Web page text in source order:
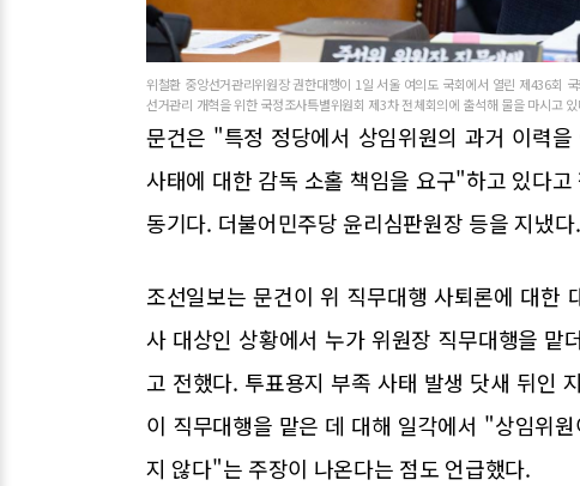
위철환 중앙선거관리위원장 권한대행이 1일 서울 여의도 국회에서 열린 제436회
선거관리 개혁을 위한 국정조사특별위원회 제3차 전체회의에 출석해 물을 마시고
문건은 "특정 정당에서 상임위원의 과거 이력
사태에 대한 감독 소홀 책임을 요구"하고 있다
동기다. 더불어민주당 윤리심판원장 등을 지냈다.
조선일보는 문건이 위 직무대행 사퇴론에 대한
사 대상인 상황에서 누가 위원장 직무대행을
고 전했다. 투표용지 부족 사태 발생 닷새 뒤인
이 직무대행을 맡은 데 대해 일각에서 "상임위
지 않다"는 주장이 나온다는 점도 언급했다.